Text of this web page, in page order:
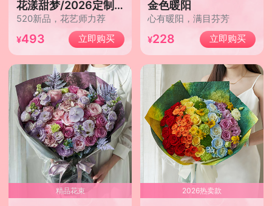
花漾甜梦/2026定制款
520新品，花艺师力荐
493 立即购买
金色暖阳
心有暖阳，满目芬芳
228 立即购买
精品花束 2026热卖款